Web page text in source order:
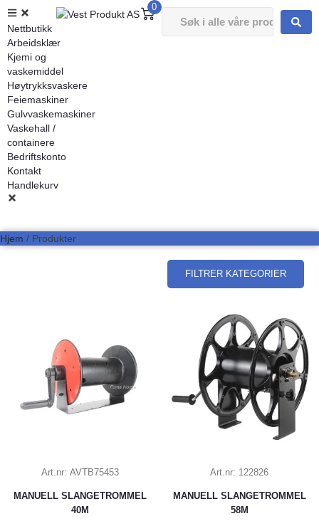
0
Nettbutikk
Arbeidsklær
Kjemi og
vaskemiddel
Høytrykksvaskere
Feiemaskiner
Gulvvaskemaskiner
Vaskehall /
containere
Bedriftskonto
Kontakt
Handlekurv
Hjem / Produkter
FILTRER KATEGORIER
Art.nr: AVTB75453
MANUELL SLANGETROMMEL
40M
Art.nr: 122826
MANUELL SLANGETROMMEL
58M